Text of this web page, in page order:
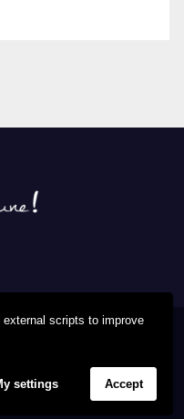
scripts to improve
settings Accept
FAQ